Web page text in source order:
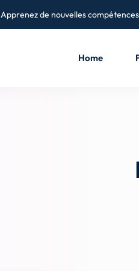
Apprenez de nouvelles
Home